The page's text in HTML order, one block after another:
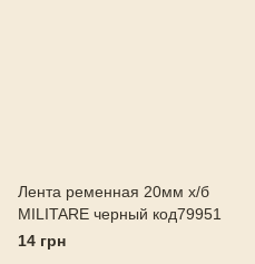
Лента ременная 20мм х/б
MILITARE черный код79951
14 грн